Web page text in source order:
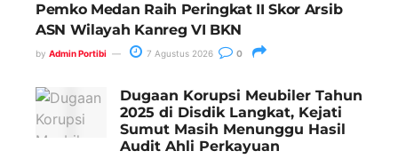
Pemko Medan Raih Peringkat II Skor Arsib
ASN Wilayah Kanreg VI BKN
by Admin Portibi 7 Agustus 2026 0
Dugaan Korupsi Meubiler Tahun
2025 di Disdik Langkat, Kejati
Sumut Masih Menunggu Hasil
Audit Ahli Perkayuan